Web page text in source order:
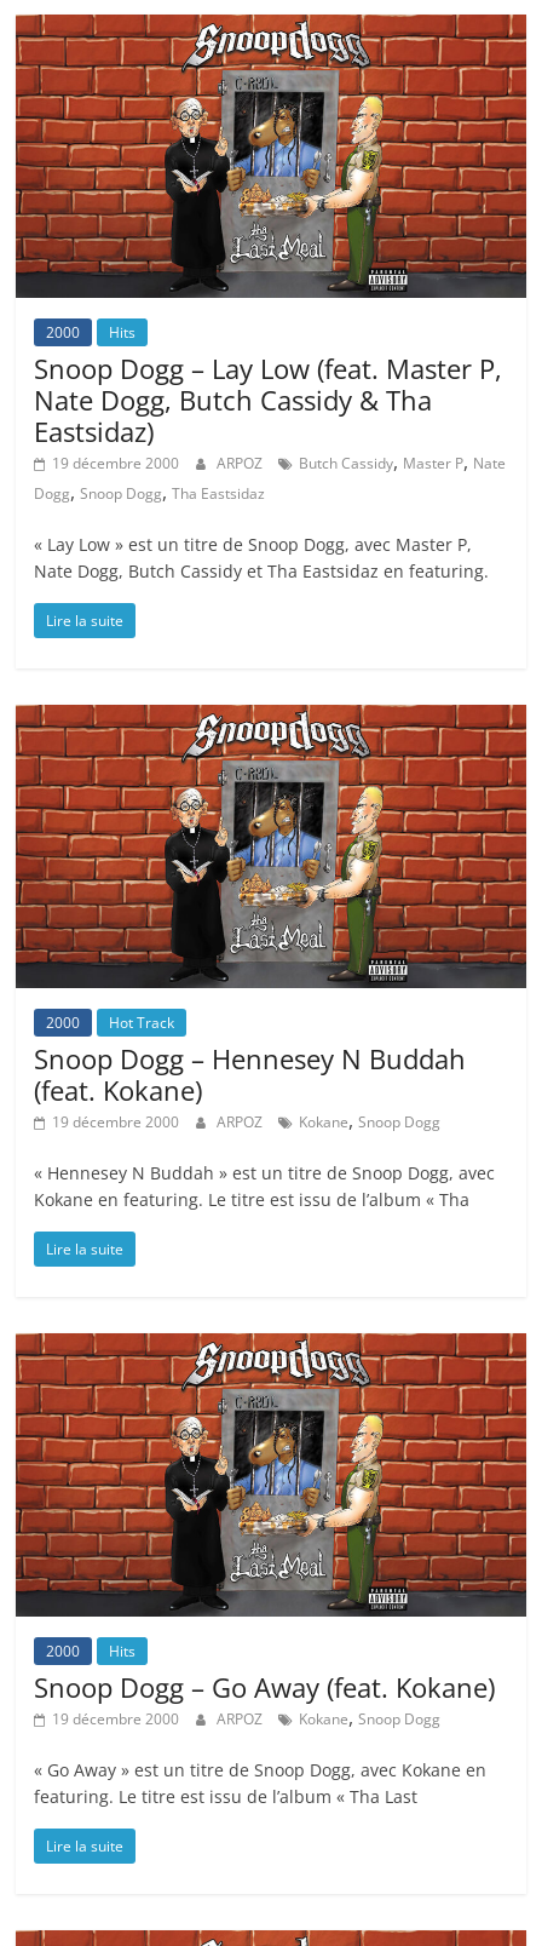
2000 Hits
Snoop Dogg – Lay Low (feat. Master P,
Nate Dogg, Butch Cassidy & Tha
Eastsidaz)
19 décembre 2000 ARPOZ Butch Cassidy, Master P, Nate
Dogg,Snoop Dogg,Tha Eastsidaz
« Lay Low » est un titre de Snoop Dogg, avec Master P,
Nate Dogg, Butch Cassidy et Tha Eastsidaz en featuring.
Lire la suite
2000 Hot Track
Snoop Dogg – Hennesey N Buddah
(feat. Kokane)
19 décembre 2000 ARPOZ Kokane,Snoop Dogg
« Hennesey N Buddah » est un titre de Snoop Dogg, avec
Kokane en featuring. Le titre est issu de l’album « Tha
Lire la suite
2000 Hits
Snoop Dogg – Go Away (feat. Kokane)
19 décembre 2000 ARPOZ Kokane,Snoop Dogg
« Go Away » est un titre de Snoop Dogg, avec Kokane en
featuring. Le titre est issu de l’album « Tha Last
Lire la suite